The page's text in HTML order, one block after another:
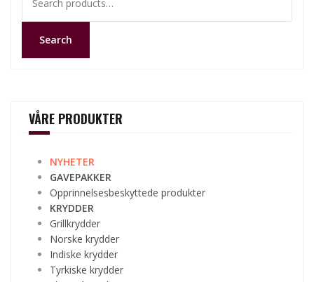
for:
Search
VÅRE PRODUKTER
NYHETER
GAVEPAKKER
Opprinnelsesbeskyttede produkter
KRYDDER
Grillkrydder
Norske krydder
Indiske krydder
Tyrkiske krydder